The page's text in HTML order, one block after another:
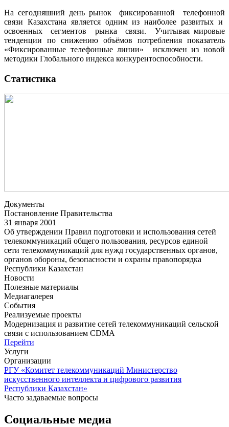
На сегодняшний день рынок фиксированной телефонной
связи Казахстана является одним из наиболее развитых и
освоенных сегментов рынка связи. Учитывая мировые
тенденции по снижению объёмов потребления показатель
«Фиксированные телефонные линии» исключен из новой
методики Глобального индекса конкурентоспособности.
Статистика
Документы
Постановление Правительства
31 января 2001
Об утверждении Правил подготовки и использования сетей
телекоммуникаций общего пользования, ресурсов единой
сети телекоммуникаций для нужд государственных органов,
органов обороны, безопасности и охраны правопорядка
Республики Казахстан
Новости
Полезные материалы
Медиагалерея
События
Реализуемые проекты
Модернизация и развитие сетей телекоммуникаций сельской
связи с использованием CDMA
Перейти
Услуги
Организации
РГУ «Комитет телекоммуникаций Министерство
искусственного интеллекта и цифрового развития
Республики Казахстан»
Часто задаваемые вопросы
Социальные медиа